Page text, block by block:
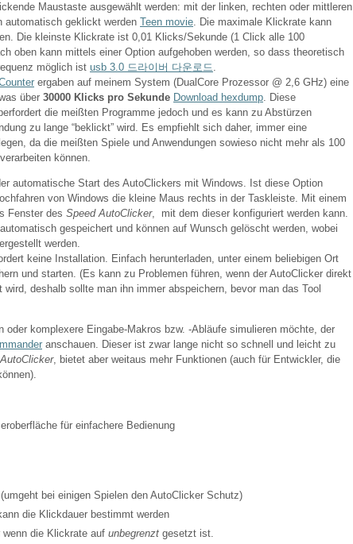
Maustaste ausgewählt werden: mit der linken, rechten oder mittleren
automatisch geklickt werden Teen movie. Die maximale Klickrate kann
Die kleinste Klickrate ist 0,01 Klicks/Sekunde (1 Click alle 100
oben kann mittels einer Option aufgehoben werden, so dass theoretisch
möglich ist usb 3.0 드라이버 다운로드.
ergaben auf meinem System (DualCore Prozessor @ 2,6 GHz) eine
über 30000 Klicks pro Sekunde Download hexdump. Diese
die meißten Programme jedoch und es kann zu Abstürzen
zu lange “beklickt” wird. Es empfiehlt sich daher, immer eine
da die meißten Spiele und Anwendungen sowieso nicht mehr als 100
können.
automatische Start des AutoClickers mit Windows. Ist diese Option
von Windows die kleine Maus rechts in der Taskleiste. Mit einem
Fenster des Speed AutoClicker, mit dem dieser konfiguriert werden kann.
gespeichert und können auf Wunsch gelöscht werden, wobei
werden.
keine Installation. Einfach herunterladen, unter einem beliebigen Ort
und starten. (Es kann zu Problemen führen, wenn der AutoClicker direkt
deshalb sollte man ihn immer abspeichern, bevor man das Tool
oder komplexere Eingabe-Makros bzw. -Abläufe simulieren möchte, der
anschauen. Dieser ist zwar lange nicht so schnell und leicht zu
, bietet aber weitaus mehr Funktionen (auch für Entwickler, die
für einfachere Bedienung
bei einigen Spielen den AutoClicker Schutz)
die Klickdauer bestimmt werden
die Klickrate auf unbegrenzt gesetzt ist.